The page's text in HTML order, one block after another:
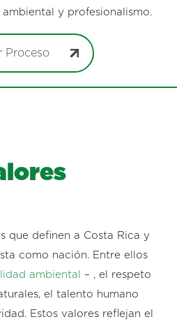
y profesionalismo.
Proceso
que definen a Costa Rica y
como nación. Entre ellos
ambiental
– , el respeto
el talento humano
Estos valores reflejan el